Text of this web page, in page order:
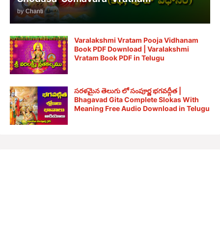
by Chanti
Varalakshmi Vratam Pooja Vidhanam
Book PDF Download | Varalakshmi
Vratam Book PDF in Telugu
సరళమైన తెలుగు లో సంపూర్ణ భగవద్గీత |
Bhagavad Gita Complete Slokas With
Meaning Free Audio Download in Telugu